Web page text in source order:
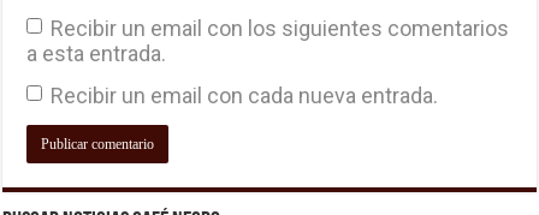
Recibir un email con los siguientes comentarios
a esta entrada.
Recibir un email con cada nueva entrada.